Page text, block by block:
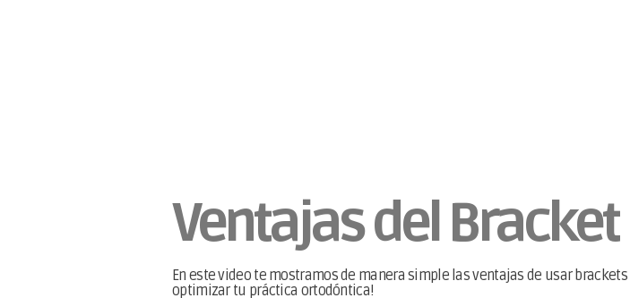
Ventajas del Bracket
En este video te mostramos de manera simple las ventajas de usar
optimizar tu práctica ortodóntica!